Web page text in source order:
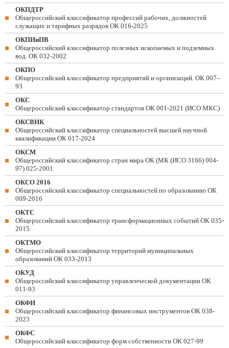
ОКПДТР
Общероссийский классификатор профессий рабочих, должностей
служащих и тарифных разрядов ОК 016-2025
ОКПИиПВ
Общероссийский классификатор полезных ископаемых и подземных
вод. ОК 032-2002
ОКПО
Общероссийский классификатор предприятий и организаций. ОК 007–
93
ОКС
Общероссийский классификатор стандартов ОК 001-2021 (ИСО МКС)
ОКСВНК
Общероссийский классификатор специальностей высшей научной
квалификации ОК 017-2024
ОКСМ
Общероссийский классификатор стран мира ОК (МК (ИСО 3166) 004-
97) 025-2001
ОКСО 2016
Общероссийский классификатор специальностей по образованию ОК
009-2016
ОКТС
Общероссийский классификатор трансформационных событий ОК 035-
2015
ОКТМО
Общероссийский классификатор территорий муниципальных
образований ОК 033-2013
ОКУД
Общероссийский классификатор управленческой документации ОК
011-93
ОКФИ
Общероссийский классификатор финансовых инструментов OK 038-
2023
ОКФС
Общероссийский классификатор форм собственности ОК 027-99